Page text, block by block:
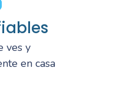
ves y
en casa